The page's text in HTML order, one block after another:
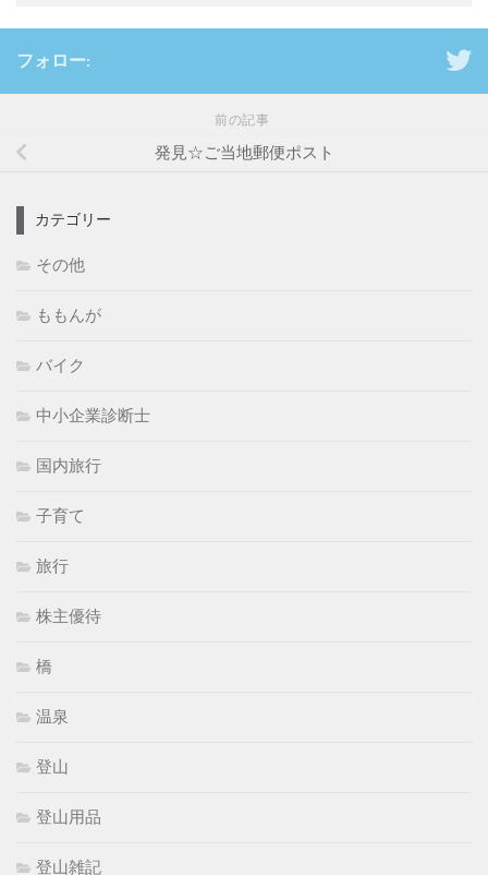
フォロー:
前の記事
発見☆ご当地郵便ポスト
カテゴリー
その他
ももんが
バイク
中小企業診断士
国内旅行
子育て
旅行
株主優待
橋
温泉
登山
登山用品
登山雑記